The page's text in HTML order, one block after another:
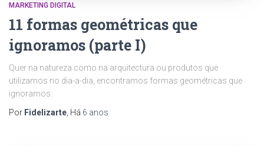
MARKETING DIGITAL
11 formas geométricas que
ignoramos (parte I)
Quer na natureza como na arquitectura ou produtos que
utilizamos no dia-a-dia, encontramos formas geométricas que
ignoramos.
Por Fidelizarte , Há 6 anos